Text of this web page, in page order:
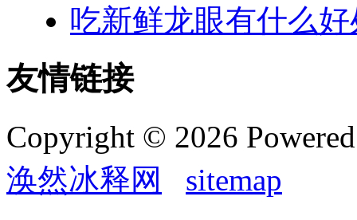
吃新鲜龙眼有什么好
友情链接
Copyright © 2026
涣然冰释网
sitemap